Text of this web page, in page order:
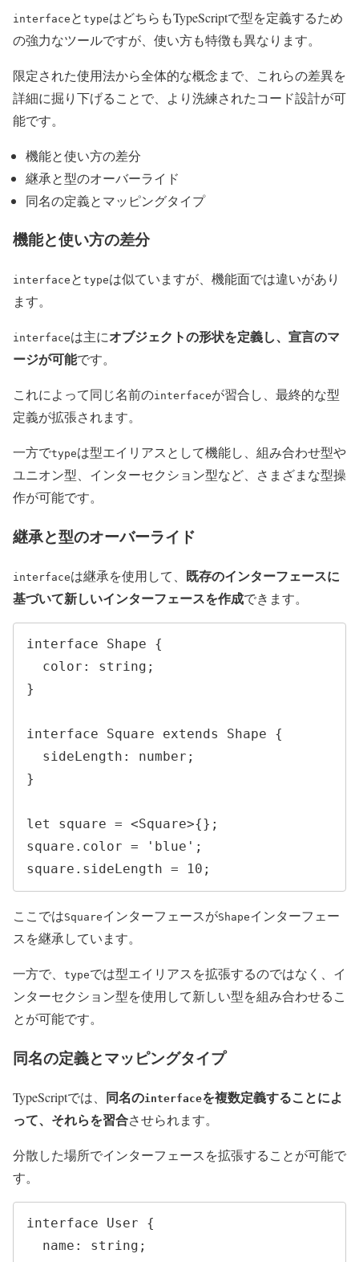
interface と typeはどちらもTypeScriptで型を定義するため
の強力なツールですが、使い方も特徴も異なります。
限定された使用法から全体的な概念まで、これらの差異を
詳細に掘り下げることで、より洗練されたコード設計が可
能です。
機能と使い方の差分
継承と型のオーバーライド
同名の定義とマッピングタイプ
機能と使い方の差分
interface と typeは似ていますが、機能面では違いがあり
ます。
interfaceは主にオブジェクトの形状を定義し、宣言のマ
ージが可能です。
これによって同じ名前のinterfaceが習合し、最終的な型
定義が拡張されます。
一方でtypeは型エイリアスとして機能し、組み合わせ型や
ユニオン型、インターセクション型など、さまざまな型操
作が可能です。
継承と型のオーバーライド
interfaceは継承を使用して、 既存のインターフェースに
基づいて新しいインターフェースを作成できます。
interface Shape {
}
interface Square extends Shape {
}
let square = <Square>{};
square.color = 'blue';
square.sideLength = 10;
ここではSquareインターフェースがShapeインターフェー
スを継承しています。
一方で、 typeでは型エイリアスを拡張するのではなく、イ
ンターセクション型を使用して新しい型を組み合わせるこ
とが可能です。
同名の定義とマッピングタイプ
TypeScriptでは、 同名のinterfaceを複数定義することによ
って、それらを習合させられます。
分散した場所でインターフェースを拡張することが可能で
す。
interface User {